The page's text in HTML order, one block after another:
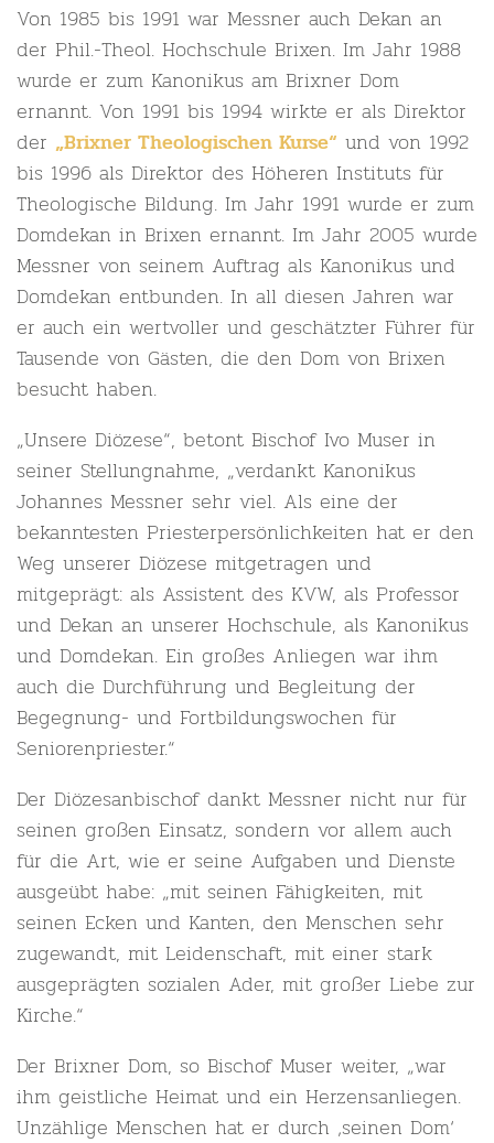
Von 1985 bis 1991 war Messner auch Dekan an
der Phil.-Theol. Hochschule Brixen. Im Jahr 1988
wurde er zum Kanonikus am Brixner Dom
ernannt. Von 1991 bis 1994 wirkte er als Direktor
der „Brixner Theologischen Kurse“ und von 1992
bis 1996 als Direktor des Höheren Instituts für
Theologische Bildung. Im Jahr 1991 wurde er zum
Domdekan in Brixen ernannt. Im Jahr 2005 wurde
Messner von seinem Auftrag als Kanonikus und
Domdekan entbunden. In all diesen Jahren war
er auch ein wertvoller und geschätzter Führer für
Tausende von Gästen, die den Dom von Brixen
besucht haben.
„Unsere Diözese“, betont Bischof Ivo Muser in
seiner Stellungnahme, „verdankt Kanonikus
Johannes Messner sehr viel. Als eine der
bekanntesten Priesterpersönlichkeiten hat er den
Weg unserer Diözese mitgetragen und
mitgeprägt: als Assistent des KVW, als Professor
und Dekan an unserer Hochschule, als Kanonikus
und Domdekan. Ein großes Anliegen war ihm
auch die Durchführung und Begleitung der
Begegnung- und Fortbildungswochen für
Seniorenpriester.“
Der Diözesanbischof dankt Messner nicht nur für
seinen großen Einsatz, sondern vor allem auch
für die Art, wie er seine Aufgaben und Dienste
ausgeübt habe: „mit seinen Fähigkeiten, mit
seinen Ecken und Kanten, den Menschen sehr
zugewandt, mit Leidenschaft, mit einer stark
ausgeprägten sozialen Ader, mit großer Liebe zur
Kirche.“
Der Brixner Dom, so Bischof Muser weiter, „war
ihm geistliche Heimat und ein Herzensanliegen.
Unzählige Menschen hat er durch ‚seinen Dom‘